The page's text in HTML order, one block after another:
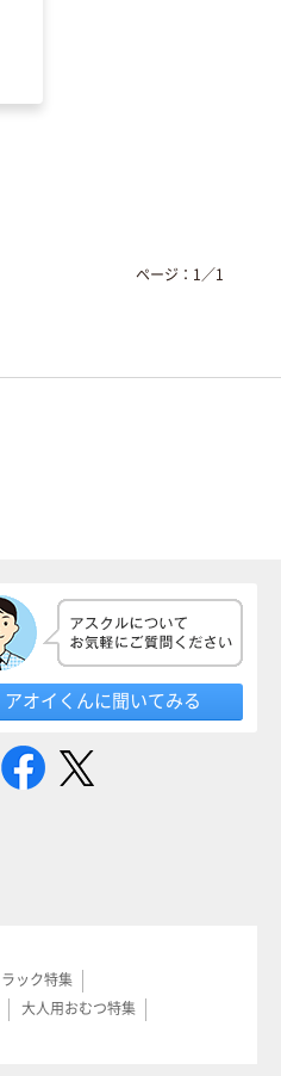
ページ： 1 ／1
アオイくんに聞いてみる
ラック特集
大人用おむつ特集